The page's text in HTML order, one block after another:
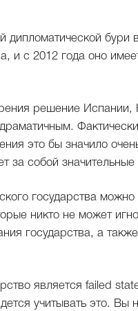
дипломатической
и с 2012 года оно
решение
драматичным.
это бы значило
за собой значительные
государства
никто не может
государства, а
является failed
учитывать это.